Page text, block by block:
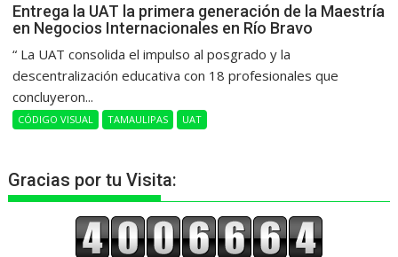
Entrega la UAT la primera generación de la Maestría
en Negocios Internacionales en Río Bravo
“ La UAT consolida el impulso al posgrado y la
descentralización educativa con 18 profesionales que
concluyeron...
CÓDIGO VISUAL TAMAULIPAS UAT
Gracias por tu Visita: